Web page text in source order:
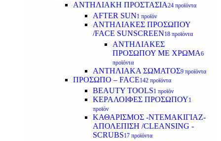
ΑΝΤΗΛΙΑΚΗ ΠΡΟΣΤΑΣΙΑ24 προϊόντα
AFTER SUN1 προϊόν
ΑΝΤΗΛΙΑΚΕΣ ΠΡΟΣΩΠΟΥ
/FACE SUNSCREEN18 προϊόντα
ΑΝΤΗΛΙΑΚΕΣ
ΠΡΟΣΩΠΟΥ ΜΕ ΧΡΩΜΑ6
προϊόντα
ΑΝΤΗΛΙΑΚΑ ΣΩΜΑΤΟΣ9 προϊόντα
ΠΡΟΣΩΠΟ – FACE142 προϊόντα
BEAUTY TOOLS1 προϊόν
ΚΕΡΑΛΟΙΦΕΣ ΠΡΟΣΩΠΟΥ1
προϊόν
ΚΑΘΑΡΙΣΜΟΣ -ΝΤΕΜΑΚΙΓΙΑΖ-
ΑΠΟΛΕΠΙΣΗ /CLEANSING -
SCRUBS17 προϊόντα